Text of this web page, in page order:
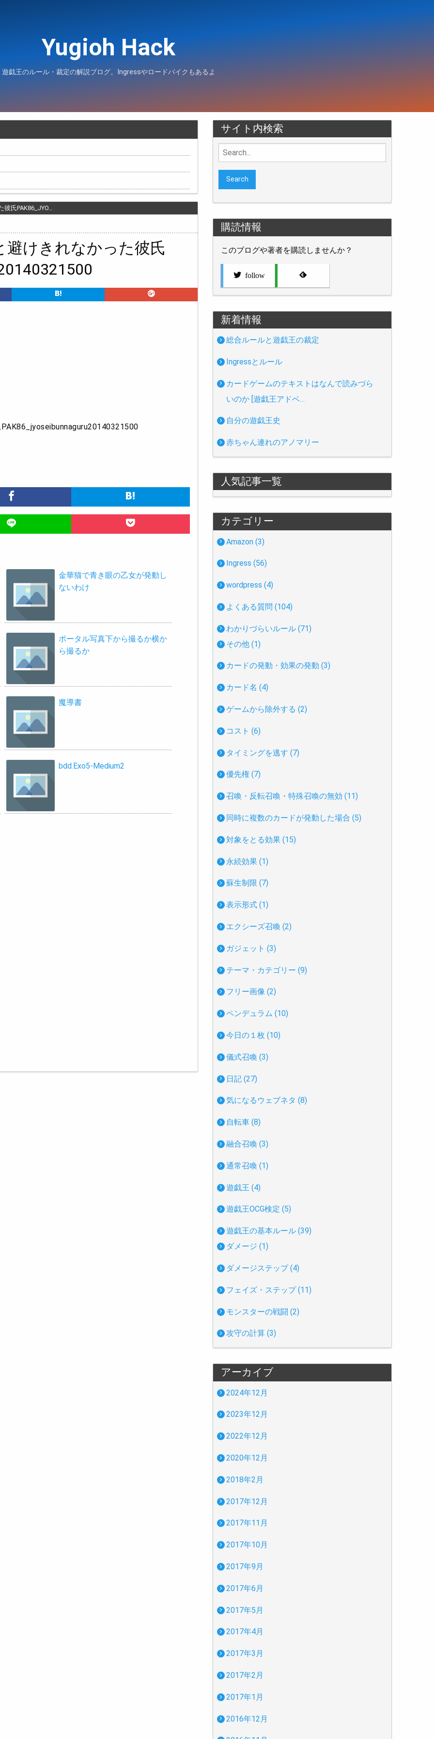
Yugioh Hack
遊戯王のルール・裁定の解説ブログ。Ingressやロードバイクもあるよ
氏PAK86_JYO…
けきれなかった彼氏
金華猫で青き眼の乙女が発動し
ないわけ
ポータル写真下から撮るか横か
ら撮るか
魔導書
bdd.Exo5-Medium2
サイト内検索
Search
for:
購読情報
このブログや著者を購読しませんか？
follow
新着情報
総合ルールと遊戯王の裁定
Ingressとルール
カードゲームのテキストはなんで読みづら
いのか [遊戯王アドベ…
自分の遊戯王史
赤ちゃん連れのアノマリー
人気記事一覧
カテゴリー
Amazon (3)
Ingress (56)
wordpress (4)
よくある質問 (104)
わかりづらいルール (71)
その他 (1)
カードの発動・効果の発動 (3)
カード名 (4)
ゲームから除外する (2)
コスト (6)
タイミングを逃す (7)
優先権 (7)
召喚・反転召喚・特殊召喚の無効 (11)
同時に複数のカードが発動した場合 (5)
対象をとる効果 (15)
永続効果 (1)
蘇生制限 (7)
表示形式 (1)
エクシーズ召喚 (2)
ガジェット (3)
テーマ・カテゴリー (9)
フリー画像 (2)
ペンデュラム (10)
今日の１枚 (10)
儀式召喚 (3)
日記 (27)
気になるウェブネタ (8)
自転車 (8)
融合召喚 (3)
通常召喚 (1)
遊戯王 (4)
遊戯王OCG検定 (5)
遊戯王の基本ルール (39)
ダメージ (1)
ダメージステップ (4)
フェイズ・ステップ (11)
モンスターの戦闘 (2)
攻守の計算 (3)
アーカイブ
2024年12月
2023年12月
2022年12月
2020年12月
2018年2月
2017年12月
2017年11月
2017年10月
2017年9月
2017年6月
2017年5月
2017年4月
2017年3月
2017年2月
2017年1月
2016年12月